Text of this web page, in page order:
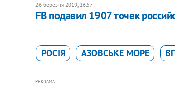
26 березня 2019, 16:57
FB подавил 1907 точек
РОСІЯ АЗОВСЬКЕ МОРЕ
РЕКЛАМА